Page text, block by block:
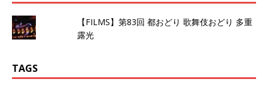
【FILMS】第83回 都おどり 歌舞伎おどり 多重
露光
TAGS